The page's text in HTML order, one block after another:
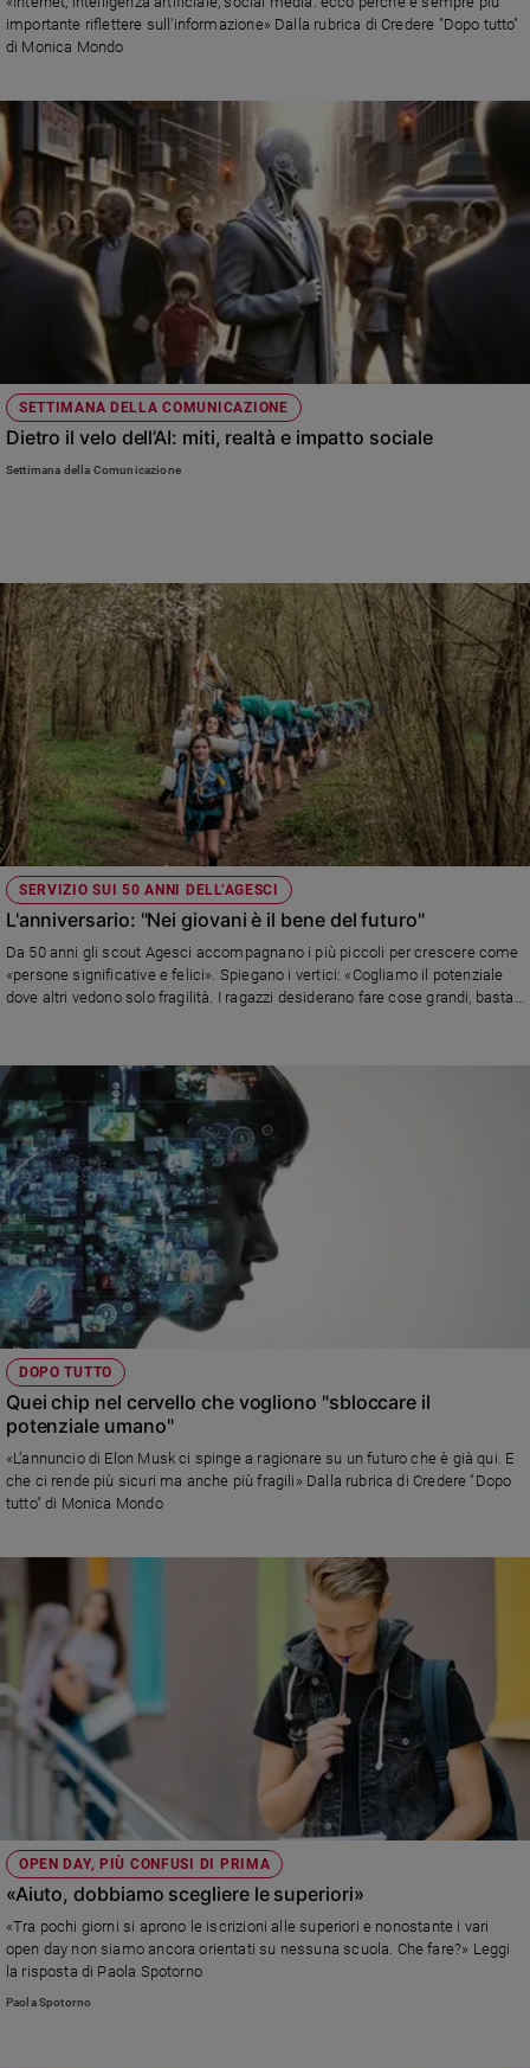
importante riflettere sull’informazione» Dalla rubrica di Credere "Dopo tutto"
di Monica Mondo
SETTIMANA DELLA COMUNICAZIONE
Dietro il velo dell’AI: miti, realtà e impatto sociale
Settimana della Comunicazione
SERVIZIO SUI 50 ANNI DELL’AGESCI
L'anniversario: "Nei giovani è il bene del futuro"
Da 50 anni gli scout Agesci accompagnano i più piccoli per crescere come
«persone significative e felici». Spiegano i vertici: «Cogliamo il potenziale
dove altri vedono solo fragilità. I ragazzi desiderano fare cose grandi, basta
DOPO TUTTO
Quei chip nel cervello che vogliono "sbloccare il
potenziale umano"
«L’annuncio di Elon Musk ci spinge a ragionare su un futuro che è già qui. E
che ci rende più sicuri ma anche più fragili» Dalla rubrica di Credere "Dopo
tutto" di Monica Mondo
OPEN DAY, PIÙ CONFUSI DI PRIMA
«Aiuto, dobbiamo scegliere le superiori»
«Tra pochi giorni si aprono le iscrizioni alle superiori e nonostante i vari
open day non siamo ancora orientati su nessuna scuola. Che fare?» Leggi
la risposta di Paola Spotorno
Paola Spotorno